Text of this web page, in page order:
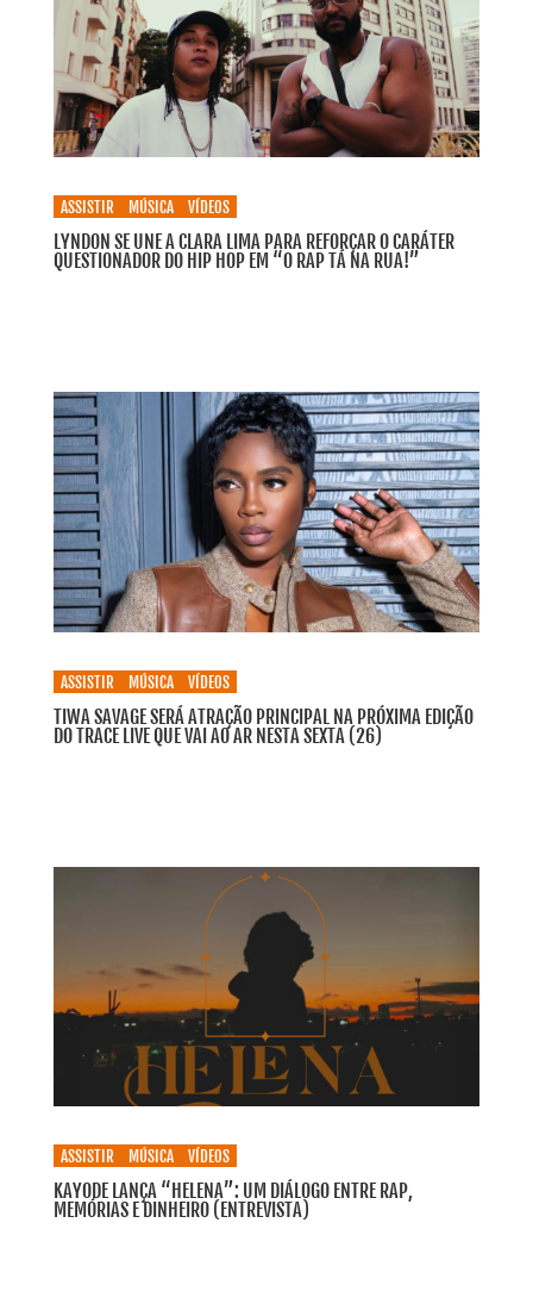
ASSISTIR MÚSICA VÍDEOS
LYNDON SE UNE A CLARA LIMA PARA REFORÇAR O CARÁTER
QUESTIONADOR DO HIP HOP EM “O RAP TÁ NA RUA!”
ASSISTIR MÚSICA VÍDEOS
TIWA SAVAGE SERÁ ATRAÇÃO PRINCIPAL NA PRÓXIMA EDIÇÃO
DO TRACE LIVE QUE VAI AO AR NESTA SEXTA (26)
ASSISTIR MÚSICA VÍDEOS
KAYODE LANÇA “HELENA”: UM DIÁLOGO ENTRE RAP,
MEMÓRIAS E DINHEIRO (ENTREVISTA)